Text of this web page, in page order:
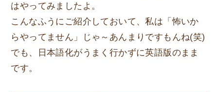
はやってみましたよ。
こんなふうにご紹介しておいて、私は「怖いか
らやってません」じゃ～あんまりですもんね(笑)
でも、日本語化がうまく行かずに英語版のまま
です。